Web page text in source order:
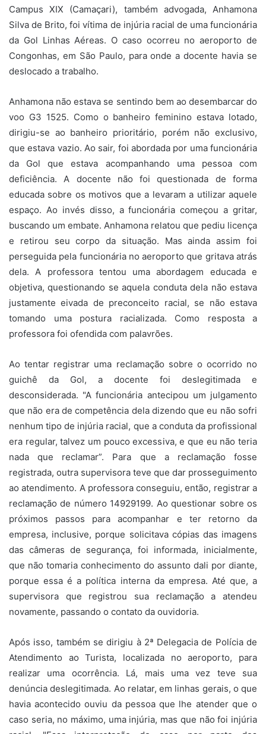
Campus XIX (Camaçari), também advogada, Anhamona
Silva de Brito, foi vítima de injúria racial de uma funcionária
da Gol Linhas Aéreas. O caso ocorreu no aeroporto de
Congonhas, em São Paulo, para onde a docente havia se
deslocado a trabalho.
Anhamona não estava se sentindo bem ao desembarcar do
voo G3 1525. Como o banheiro feminino estava lotado,
dirigiu-se ao banheiro prioritário, porém não exclusivo,
que estava vazio. Ao sair, foi abordada por uma funcionária
da Gol que estava acompanhando uma pessoa com
deficiência. A docente não foi questionada de forma
educada sobre os motivos que a levaram a utilizar aquele
espaço. Ao invés disso, a funcionária começou a gritar,
buscando um embate. Anhamona relatou que pediu licença
e retirou seu corpo da situação. Mas ainda assim foi
perseguida pela funcionária no aeroporto que gritava atrás
dela. A professora tentou uma abordagem educada e
objetiva, questionando se aquela conduta dela não estava
justamente eivada de preconceito racial, se não estava
tomando uma postura racializada. Como resposta a
professora foi ofendida com palavrões.
Ao tentar registrar uma reclamação sobre o ocorrido no
guichê da Gol, a docente foi deslegitimada e
desconsiderada. "A funcionária antecipou um julgamento
que não era de competência dela dizendo que eu não sofri
nenhum tipo de injúria racial, que a conduta da profissional
era regular, talvez um pouco excessiva, e que eu não teria
nada que reclamar”. Para que a reclamação fosse
registrada, outra supervisora teve que dar prosseguimento
ao atendimento. A professora conseguiu, então, registrar a
reclamação de número 14929199. Ao questionar sobre os
próximos passos para acompanhar e ter retorno da
empresa, inclusive, porque solicitava cópias das imagens
das câmeras de segurança, foi informada, inicialmente,
que não tomaria conhecimento do assunto dali por diante,
porque essa é a política interna da empresa. Até que, a
supervisora que registrou sua reclamação a atendeu
novamente, passando o contato da ouvidoria.
Após isso, também se dirigiu à 2ª Delegacia de Polícia de
Atendimento ao Turista, localizada no aeroporto, para
realizar uma ocorrência. Lá, mais uma vez teve sua
denúncia deslegitimada. Ao relatar, em linhas gerais, o que
havia acontecido ouviu da pessoa que lhe atender que o
caso seria, no máximo, uma injúria, mas que não foi injúria